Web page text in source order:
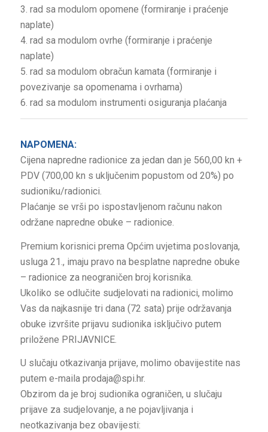
3. rad sa modulom opomene (formiranje i praćenje
naplate)
4. rad sa modulom ovrhe (formiranje i praćenje
naplate)
5. rad sa modulom obračun kamata (formiranje i
povezivanje sa opomenama i ovrhama)
6. rad sa modulom instrumenti osiguranja plaćanja
NAPOMENA:
Cijena napredne radionice za jedan dan je 560,00 kn +
PDV (700,00 kn s uključenim popustom od 20%) po
sudioniku/radionici.
Plaćanje se vrši po ispostavljenom računu nakon
održane napredne obuke – radionice.
Premium korisnici prema Općim uvjetima poslovanja,
usluga 21., imaju pravo na besplatne napredne obuke
– radionice za neograničen broj korisnika.
Ukoliko se odlučite sudjelovati na radionici, molimo
Vas da najkasnije tri dana (72 sata) prije održavanja
obuke izvršite prijavu sudionika isključivo putem
priložene PRIJAVNICE.
U slučaju otkazivanja prijave, molimo obavijestite nas
putem e-maila prodaja@spi.hr.
Obzirom da je broj sudionika ograničen, u slučaju
prijave za sudjelovanje, a ne pojavljivanja i
neotkazivanja bez obavijesti: